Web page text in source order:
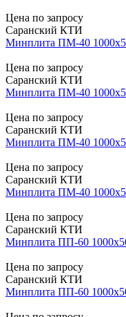
Цена по запросу
Саранский КТИ
Минплита ПМ-40
Цена по запросу
Саранский КТИ
Минплита ПМ-40
Цена по запросу
Саранский КТИ
Минплита ПМ-40
Цена по запросу
Саранский КТИ
Минплита ПМ-40
Цена по запросу
Саранский КТИ
Минплита ПП-60
Цена по запросу
Саранский КТИ
Минплита ПП-60